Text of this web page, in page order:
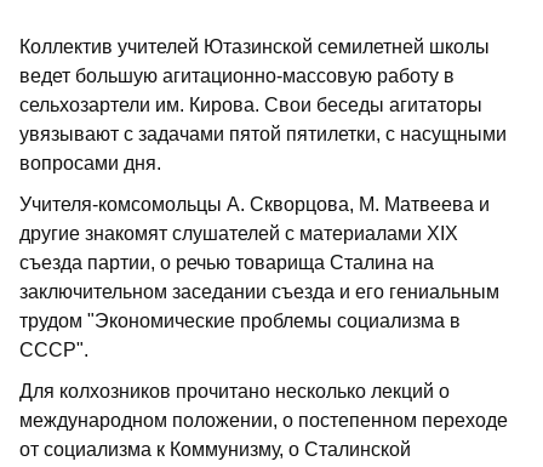
Коллектив учителей Ютазинской семилетней школы
ведет большую агитационно-массовую работу в
сельхозартели им. Кирова. Свои беседы агитаторы
увязывают с задачами пятой пятилетки, с насущными
вопросами дня.
Учителя-комсомольцы А. Скворцова, М. Матвеева и
другие знакомят слушателей с материалами XIX
съезда партии, о речью товарища Сталина на
заключительном заседании съезда и его гениальным
трудом "Экономические проблемы социализма в
СССР".
Для колхозников прочитано несколько лекций о
международном положении, о постепенном переходе
от социализма к Коммунизму, о Сталинской